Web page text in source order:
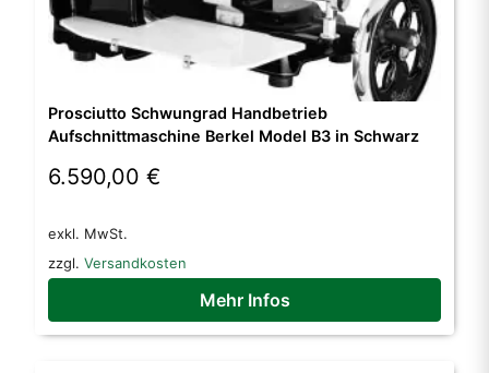
Prosciutto Schwungrad Handbetrieb
Aufschnittmaschine Berkel Model B3 in Schwarz
6.590,00 €
exkl. MwSt.
zzgl. Versandkosten
Mehr Infos